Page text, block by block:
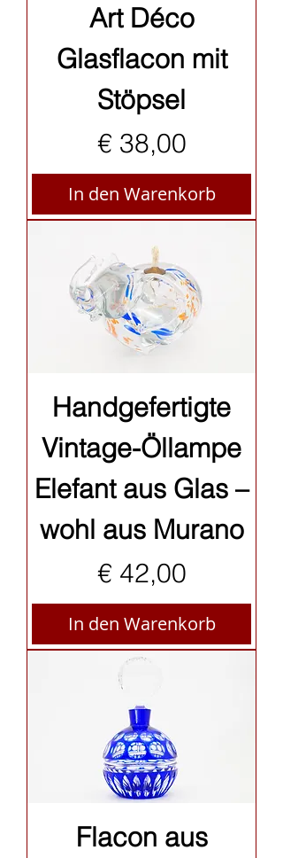
Art Déco
Glasflacon mit
Stöpsel
Preis
€ 38,00
In den Warenkorb
Handgefertigte
Vintage-Öllampe
Elefant aus Glas –
wohl aus Murano
Preis
€ 42,00
In den Warenkorb
Flacon aus